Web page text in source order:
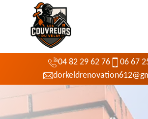
04 82 29 62 76
06 67